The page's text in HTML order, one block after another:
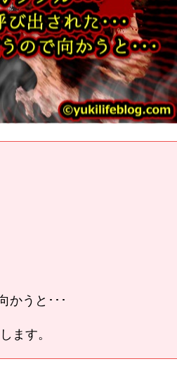
かうと･･･
ます。